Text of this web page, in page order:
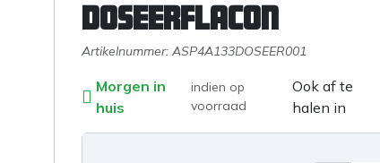
doseerflacon
Artikelnummer: ASP4A133DOSEER001
Morgen in
huis
indien op
voorraad
Ook af te
halen in